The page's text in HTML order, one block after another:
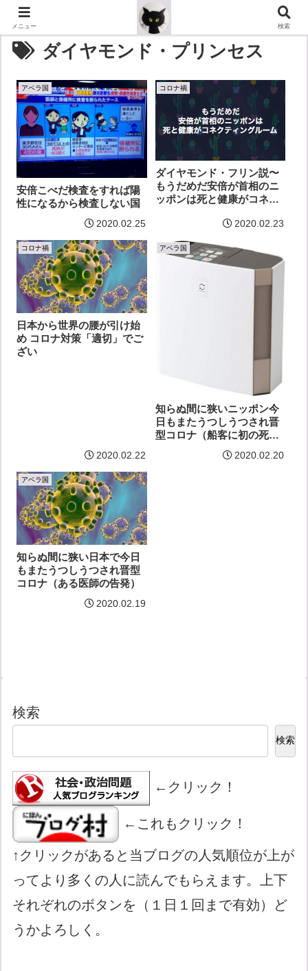
ダイヤモンド・プリンセス
アベラ国
安倍こべだ検査をすれば陽
性になるから検査しない国
2020.02.25
コロナ禍
ダイヤモンド・フリン説〜
もうだめだ安倍が首相のニ
ッポンは死と健康がコネク
2020.02.23
コロナ禍
日本から世界の腰が引け始
め コロナ対策「適切」でご
ざい
2020.02.22
アベラ国
知らぬ間に狭いニッポン今
日もまたうつしうつされ晋
型コロナ（船客に初の死
2020.02.20
アベラ国
知らぬ間に狭い日本で今日
もまたうつしうつされ晋型
コロナ（ある医師の告発）
2020.02.19
検索
検索
←クリック！
←これもクリック！
↑クリックがあると当ブログの人気順位が上が
ってより多くの人に読んでもらえます。上下
それぞれのボタンを（１日１回まで有効）ど
うかよろしく。
メニュー 検索